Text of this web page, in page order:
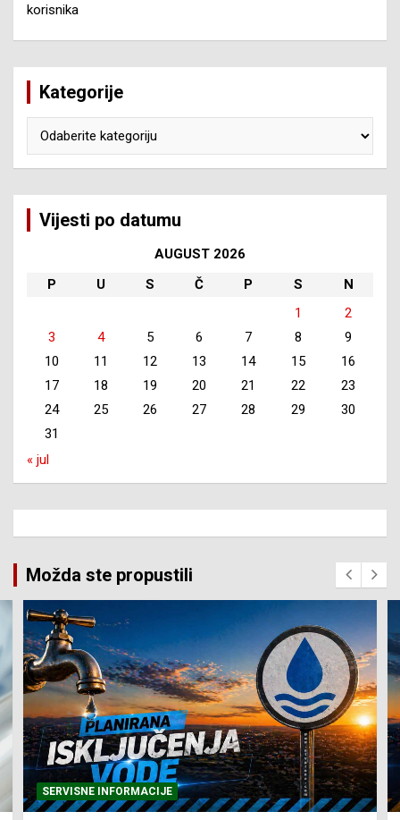
korisnika
Kategorije
Vijesti po datumu
AUGUST 2026
P
U S Č P S
N
1
2
3
4 5 6 7 8
9
10
11 12 13 14 15
16
17
18 19 20 21 22
23
24
25 26 27 28 29
30
31
« jul
Možda ste propustili
SERVISNE INFORMACIJE